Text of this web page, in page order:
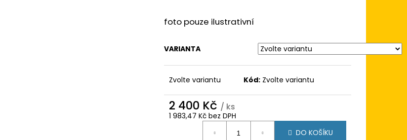
foto pouze ilustrativní
VARIANTA
Zvolte variantu Kód: Zvolte variantu
2 400 Kč / ks
1 983,47 Kč bez DPH
DO KOŠÍKU